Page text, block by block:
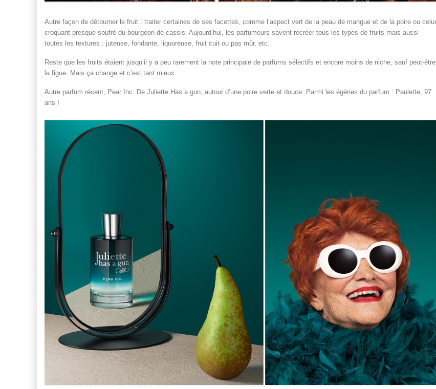
Autre façon de détourner le fruit : traiter certaines de ses facettes, comme l’aspect vert de la peau de mangue et de la poire ou celui
croquant presque soufré du bourgeon de cassis. Aujourd’hui, les parfumeurs savent recréer tous les types de fruits mais aussi
toutes les textures : juteuse, fondante, liquoreuse, fruit cuit ou pas mûr, etc.
Reste que les fruits étaient jusqu’il y a peu rarement la note principale de parfums sélectifs et encore moins de niche, sauf peut-être
la figue. Mais ça change et c’est tant mieux.
Autre parfum récent, Pear Inc. De Juliette Has a gun, autour d’une poire verte et douce. Parmi les égéries du parfum : Paulette, 97
ans !